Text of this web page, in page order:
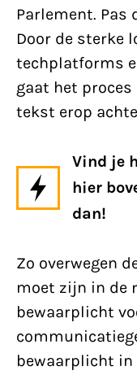
Parlement. Pas
Door de sterke
techplatforms
gaat het
tekst erop
Vind je
hier
dan!
Zo overwegen
moet zijn in de
bewaarplicht
bewaarplicht in